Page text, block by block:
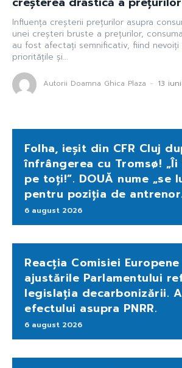
Influența creșterii prețurilor asupra
unei creșteri bruste a prețurilor,
au fost afectați semnificativ, fiind nevoiți
prioritățile și...
Autorii Doamna Ghica Plaza - 13
Folha, ieșit din CFR Cluj
înfrângerea cu Tromsø!
pe toți!”. DOUĂ nume „se
pentru poziția de antrenor.
6 august 2026
Reacția Comisiei
ajustările Parlamentului
legislația decarbonizării.
efectului asupra PNRR.
6 august 2026